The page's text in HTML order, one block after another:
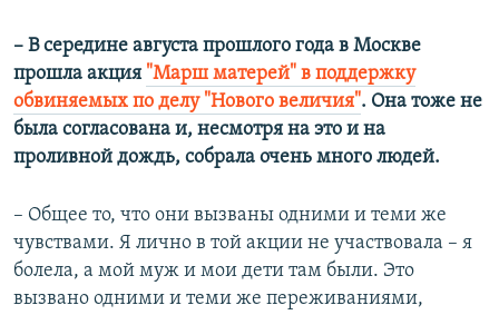
​– ​В середине августа прошлого года в Москве
прошла акция "Марш матерей" в поддержку
обвиняемых по делу "Нового величия". Она тоже не
была согласована и, несмотря на это и на
проливной дождь, собрала очень много людей.
– Общее то, что они вызваны одними и теми же
чувствами. Я лично в той акции не участвовала – я
болела, а мой муж и мои дети там были. Это
вызвано одними и теми же переживаниями,